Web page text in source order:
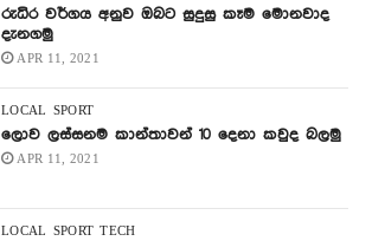
රුධිර වර්ගය අනුව ඔබට සුදුසු කෑම මොනවාද
දැනගමු
APR 11, 2021
LOCAL SPORT
ලොව ලස්සනම කාන්තාවන් 10 දෙනා කවුද බලමු
APR 11, 2021
LOCAL SPORT TECH